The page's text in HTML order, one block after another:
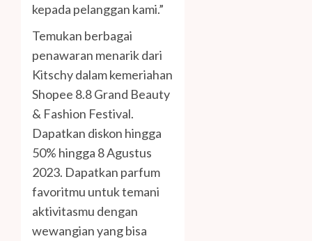
kepada pelanggan kami.”
Temukan berbagai
penawaran menarik dari
Kitschy dalam kemeriahan
Shopee 8.8 Grand Beauty
& Fashion Festival.
Dapatkan diskon hingga
50% hingga 8 Agustus
2023. Dapatkan parfum
favoritmu untuk temani
aktivitasmu dengan
wewangian yang bisa